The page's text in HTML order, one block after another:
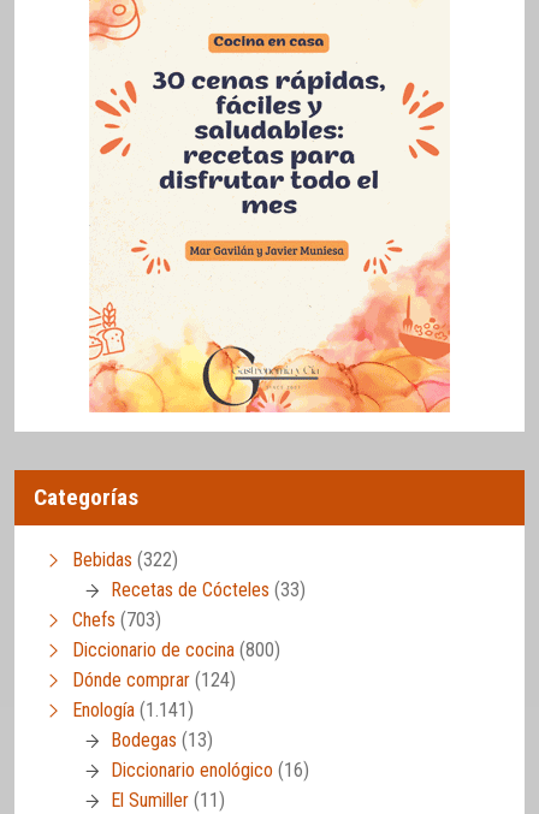
Categorías
Bebidas (322)
Recetas de Cócteles (33)
Chefs (703)
Diccionario de cocina (800)
Dónde comprar (124)
Enología (1.141)
Bodegas (13)
Diccionario enológico (16)
El Sumiller (11)